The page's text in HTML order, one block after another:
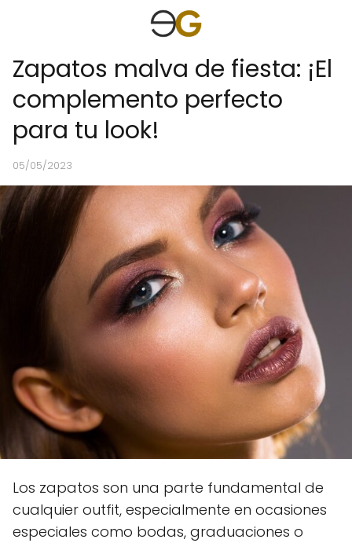
Zapatos malva de fiesta: ¡El
complemento perfecto
para tu look!
05/05/2023
Los zapatos son una parte fundamental de
cualquier outfit, especialmente en ocasiones
especiales como bodas, graduaciones o